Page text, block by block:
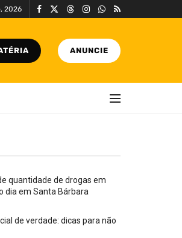
2026
ANUNCIE
quantidade de drogas em
dia em Santa Bárbara
de verdade: dicas para não